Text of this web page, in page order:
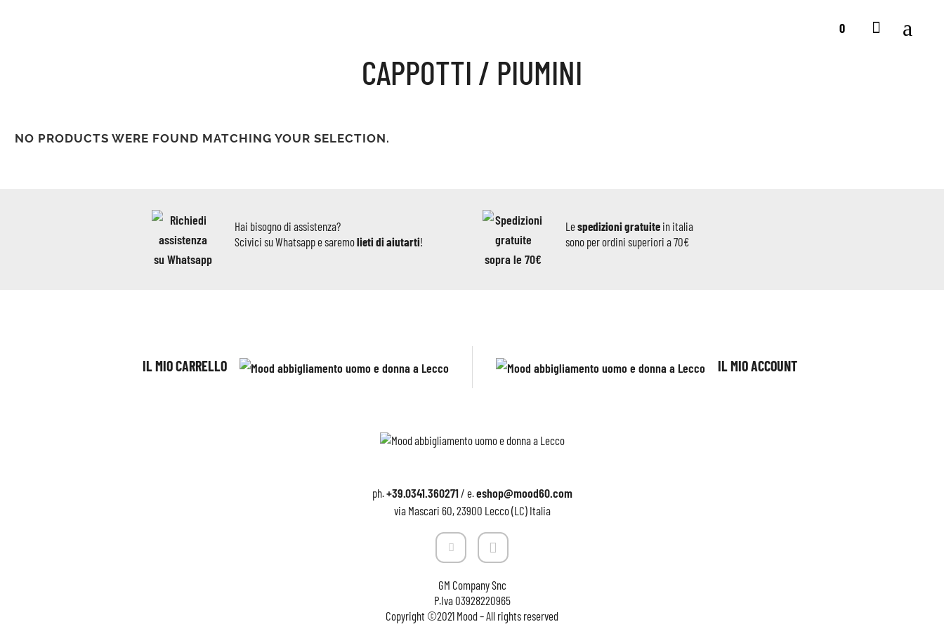
0
CAPPOTTI / PIUMINI
NO PRODUCTS WERE FOUND MATCHING YOUR SELECTION.
Hai bisogno di assistenza?
Scivici su Whatsapp e saremolieti di aiutarti!
Lespedizioni gratuitein italia
sono per ordini superiori a 70€
IL MIO CARRELLO IL MIO ACCOUNT
ph.+39.0341.360271/ e.eshop@mood60.com
via Mascari 60, 23900 Lecco (LC) Italia
GM Company Snc
P.Iva03928220965
Copyright ©2021 Mood – All rights reserved